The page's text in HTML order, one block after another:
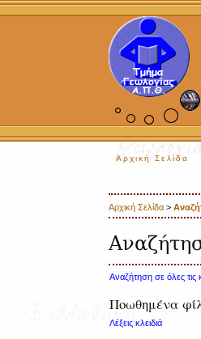
Αρχική Σελίδα
Αρχική Σελίδα >
Αναζήτηση σε όλες τις
Ποωθημένα
Λέξεις κλειδιά